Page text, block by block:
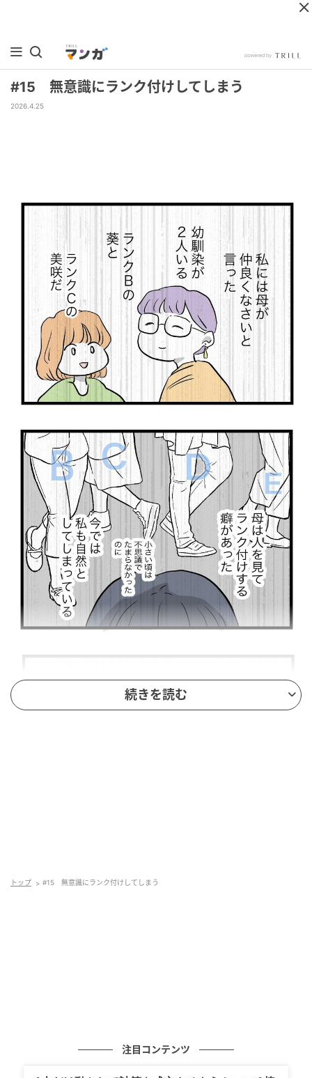
#15 無意識にランク付けしてしまう
2026.4.25
続きを読む
トップ #15 無意識にランク付けしてしまう
注目コンテンツ